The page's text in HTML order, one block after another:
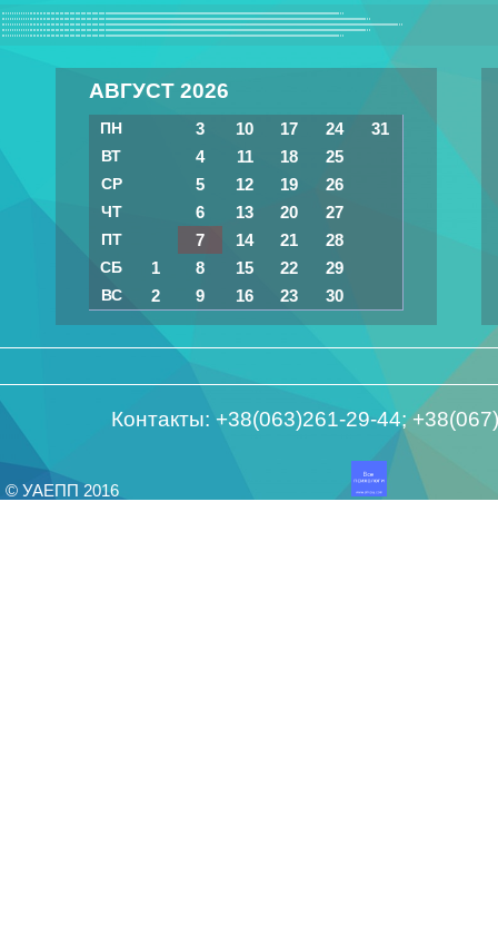
АВГУСТ 2026
ПН 3 10 17 24 31
ВТ 4 11 18 25
СР 5 12 19 26
ЧТ 6 13 20 27
ПТ 7 14 21 28
СБ 1 8 15 22 29
ВС 2 9 16 23 30
Контакты: +38(063)261-29-44;
© УАЕПП 2016